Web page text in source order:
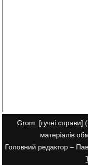
Grom. [гучні справи]
матеріалів
Головний редактор –